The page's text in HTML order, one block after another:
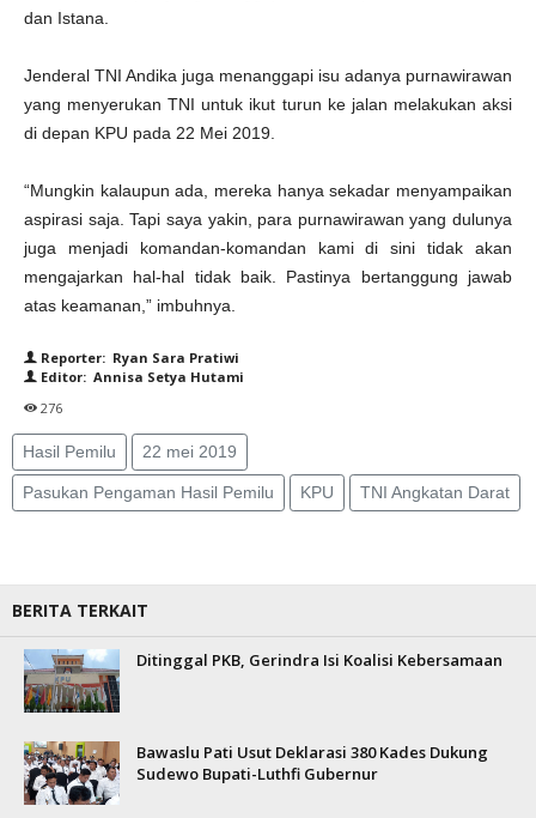
dan Istana.
Jenderal TNI Andika juga menanggapi isu adanya purnawirawan
yang menyerukan TNI untuk ikut turun ke jalan melakukan aksi
di depan KPU pada 22 Mei 2019.
“Mungkin kalaupun ada, mereka hanya sekadar menyampaikan
aspirasi saja. Tapi saya yakin, para purnawirawan yang dulunya
juga menjadi komandan-komandan kami di sini tidak akan
mengajarkan hal-hal tidak baik. Pastinya bertanggung jawab
atas keamanan,” imbuhnya.
Reporter: Ryan Sara Pratiwi
Editor: Annisa Setya Hutami
276
Hasil Pemilu 22 mei 2019
Pasukan Pengaman Hasil Pemilu KPU TNI Angkatan Darat
BERITA TERKAIT
Ditinggal PKB, Gerindra Isi Koalisi Kebersamaan
Bawaslu Pati Usut Deklarasi 380 Kades Dukung
Sudewo Bupati-Luthfi Gubernur